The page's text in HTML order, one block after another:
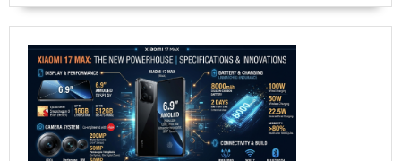
Exynos
y
un
precio
que